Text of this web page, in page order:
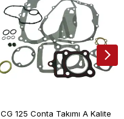
CG 125 Conta Takımı A Kalite